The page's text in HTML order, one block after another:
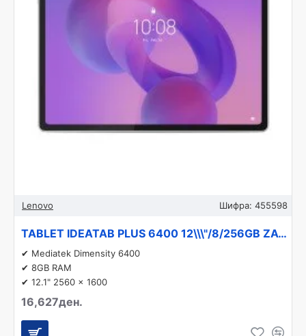
Lenovo Шифра: 455598
TABLET IDEATAB PLUS 6400 12\\\"/8/256GB ZAG70263GR LENOVO
✔ Mediatek Dimensity 6400
✔ 8GB RAM
✔ 12.1" 2560 x 1600
16,627ден.